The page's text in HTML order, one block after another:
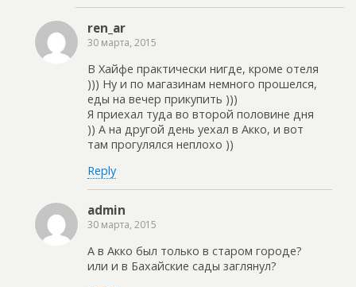
ren_ar
30 марта, 2015
В Хайфе практически нигде, кроме отеля
))) Ну и по магазинам немного прошелся,
еды на вечер прикупить )))
Я приехал туда во второй половине дня
)) А на другой день уехал в Акко, и вот
там прогулялся неплохо ))
Reply
admin
30 марта, 2015
А в Акко был только в старом городе?
или и в Бахайские сады заглянул?